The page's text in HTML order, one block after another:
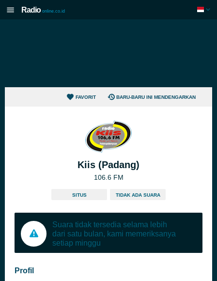
Radio online.co.id
FAVORIT BARU-BARU INI MENDENGARKAN
Kiis (Padang)
106.6 FM
SITUS TIDAK ADA SUARA
Suara tidak tersedia selama lebih
dari satu bulan, kami memeriksanya
setiap minggu
Profil